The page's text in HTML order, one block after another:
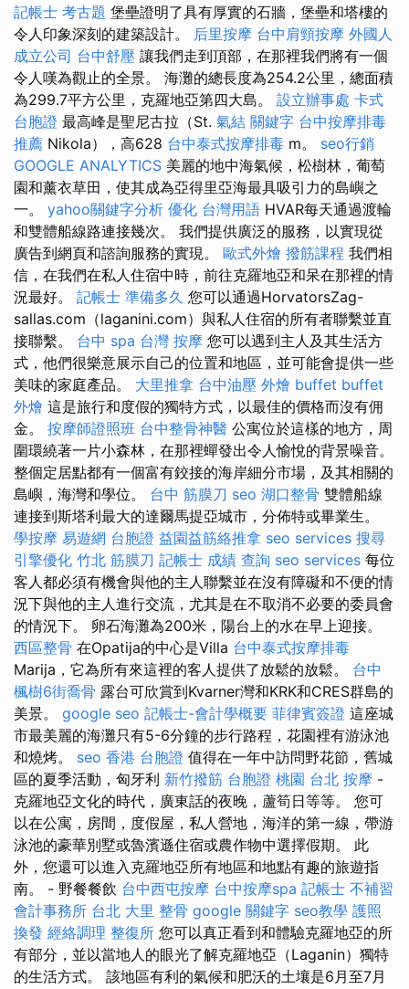
記帳士 考古題 堡壘證明了具有厚實的石牆，堡壘和塔樓的
令人印象深刻的建築設計。 后里按摩 台中肩頸按摩 外國人
成立公司 台中舒壓 讓我們走到頂部，在那裡我們將有一個
令人嘆為觀止的全景。 海灘的總長度為254.2公里，總面積
為299.7平方公里，克羅地亞第四大島。 設立辦事處 卡式
台胞證 最高峰是聖尼古拉（St. 氣結 關鍵字 台中按摩排毒
推薦 Nikola），高628 台中泰式按摩排毒 m。 seo行銷
GOOGLE ANALYTICS 美麗的地中海氣候，松樹林，葡萄
園和薰衣草田，使其成為亞得里亞海最具吸引力的島嶼之
一。 yahoo關鍵字分析 優化 台灣用語 HVAR每天通過渡輪
和雙體船線路連接幾次。 我們提供廣泛的服務，以實現從
廣告到網頁和諮詢服務的實現。 歐式外燴 撥筋課程 我們相
信，在我們在私人住宿中時，前往克羅地亞和呆在那裡的情
況最好。 記帳士 準備多久 您可以通過HorvatorsZag-
sallas.com（laganini.com）與私人住宿的所有者聯繫並直
接聯繫。 台中 spa 台灣 按摩 您可以遇到主人及其生活方
式，他們很樂意展示自己的位置和地區，並可能會提供一些
美味的家庭產品。 大里推拿 台中油壓 外燴 buffet buffet
外燴 這是旅行和度假的獨特方式，以最佳的價格而沒有佣
金。 按摩師證照班 台中整骨神醫 公寓位於這樣的地方，周
圍環繞著一片小森林，在那裡蟬發出令人愉悅的背景噪音。
整個定居點都有一個富有鉸接的海岸細分市場，及其相關的
島嶼，海灣和學位。 台中 筋膜刀 seo 湖口整骨 雙體船線
連接到斯塔利最大的達爾馬提亞城市，分佈特或畢業生。
學按摩 易遊網 台胞證 益園益筋絡推拿 seo services 搜尋
引擎優化 竹北 筋膜刀 記帳士 成績 查詢 seo services 每位
客人都必須有機會與他的主人聯繫並在沒有障礙和不便的情
況下與他的主人進行交流，尤其是在不取消不必要的委員會
的情況下。 卵石海灘為200米，陽台上的水在早上迎接。
西區整骨 在Opatija的中心是Villa 台中泰式按摩排毒
Marija，它為所有來這裡的客人提供了放鬆的放鬆。 台中
楓樹6街喬骨 露台可欣賞到Kvarner灣和KRK和CRES群島的
美景。 google seo 記帳士-會計學概要 菲律賓簽證 這座城
市最美麗的海灘只有5-6分鐘的步行路程，花園裡有游泳池
和燒烤。 seo 香港 台胞證 值得在一年中訪問野花節，舊城
區的夏季活動，匈牙利 新竹撥筋 台胞證 桃園 台北 按摩 -
克羅地亞文化的時代，廣東話的夜晚，蘆筍日等等。 您可
以在公寓，房間，度假屋，私人營地，海洋的第一線，帶游
泳池的豪華別墅或魯濱遜住宿或農作物中選擇假期。 此
外，您還可以進入克羅地亞所有地區和地點有趣的旅遊指
南。 - 野餐餐飲 台中西屯按摩 台中按摩spa 記帳士 不補習
會計事務所 台北 大里 整骨 google 關鍵字 seo教學 護照
換發 經絡調理 整復所 您可以真正看到和體驗克羅地亞的所
有部分，並以當地人的眼光了解克羅地亞（Laganin）獨特
的生活方式。 該地區有利的氣候和肥沃的土壤是6月至7月